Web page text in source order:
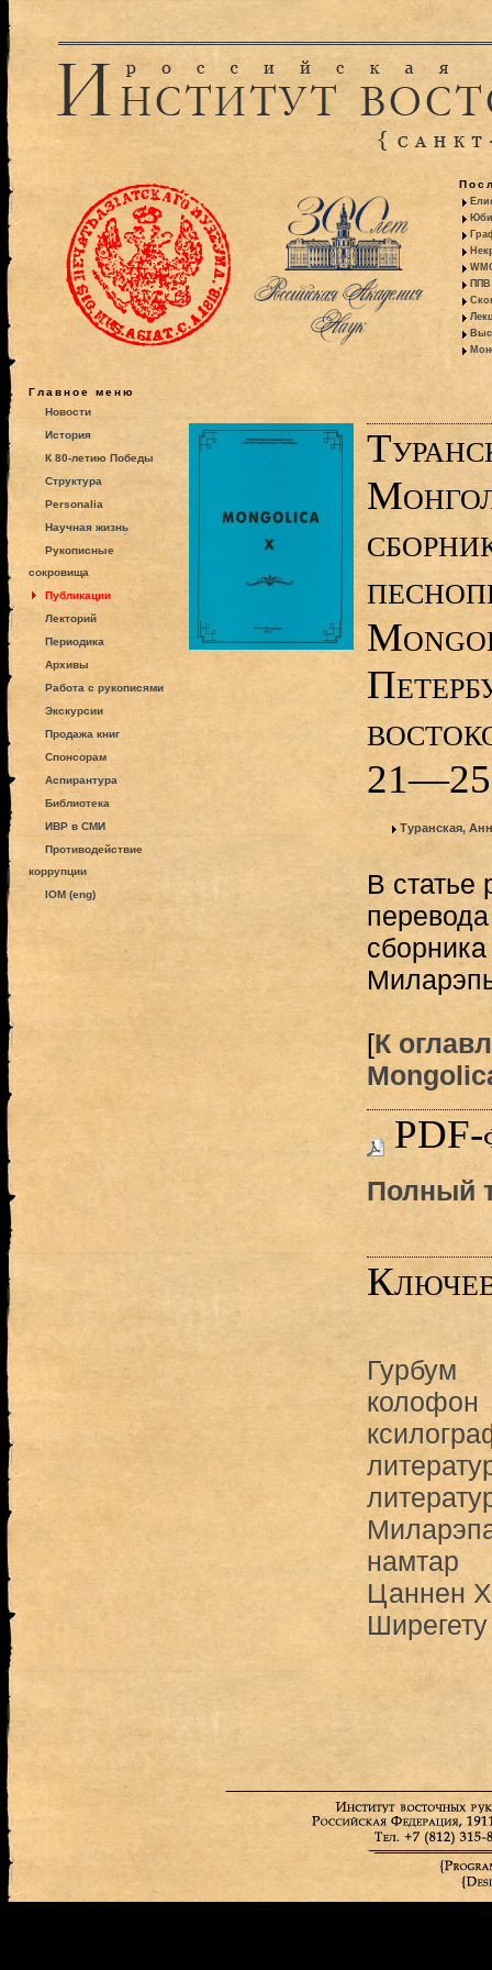
ППВ
Главное меню
Новости
История
К 80-летию Победы
Структура
Personalia
Научная жизнь
Рукописные
сокровища
Публикации
Лекторий
Периодика
Архивы
Работа с рукописями
Экскурсии
Продажа книг
Спонсорам
Аспирантура
Библиотека
ИВР в СМИ
Противодействие
коррупции
IOM (eng)
Туранская,
В статье
[К
PDF-
Полный
Гурбум
колофон
намтар
Цаннен